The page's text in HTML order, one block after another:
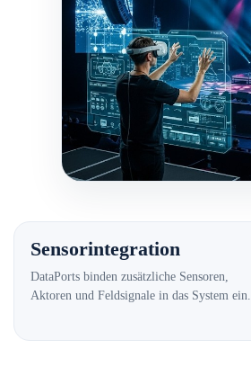
Sensorintegration
DataPorts binden zusätzliche Sensoren,
Aktoren und Feldsignale in das System ein.